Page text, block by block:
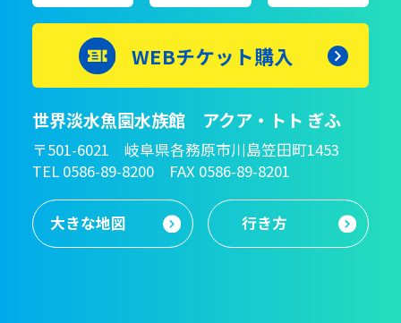
WEBチケット購入
世界淡水魚園水族館 アクア・トト ぎふ
〒501-6021 岐阜県各務原市川島笠田町1453
TEL 0586-89-8200 FAX 0586-89-8201
大きな地図 行き方